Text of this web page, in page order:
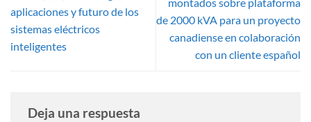
aplicaciones y futuro de los
sistemas eléctricos
inteligentes
de 2000 kVA para un proyecto
canadiense en colaboración
con un cliente español
Deja una respuesta